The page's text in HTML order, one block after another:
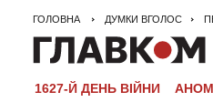
ГОЛОВНА ДУМКИ ВГОЛОС
1627-Й ДЕНЬ ВІЙНИ